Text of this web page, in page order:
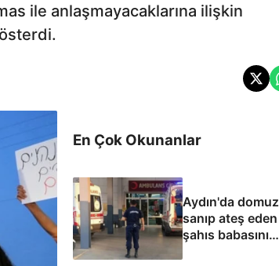
ile anlaşmayacaklarına ilişkin
En Çok Okunanlar
Aydın'da domuz
sanıp ateş eden
şahıs babasını